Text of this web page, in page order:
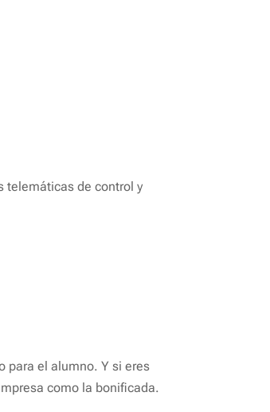
telemáticas de control y
para el alumno. Y si eres
como la bonificada.